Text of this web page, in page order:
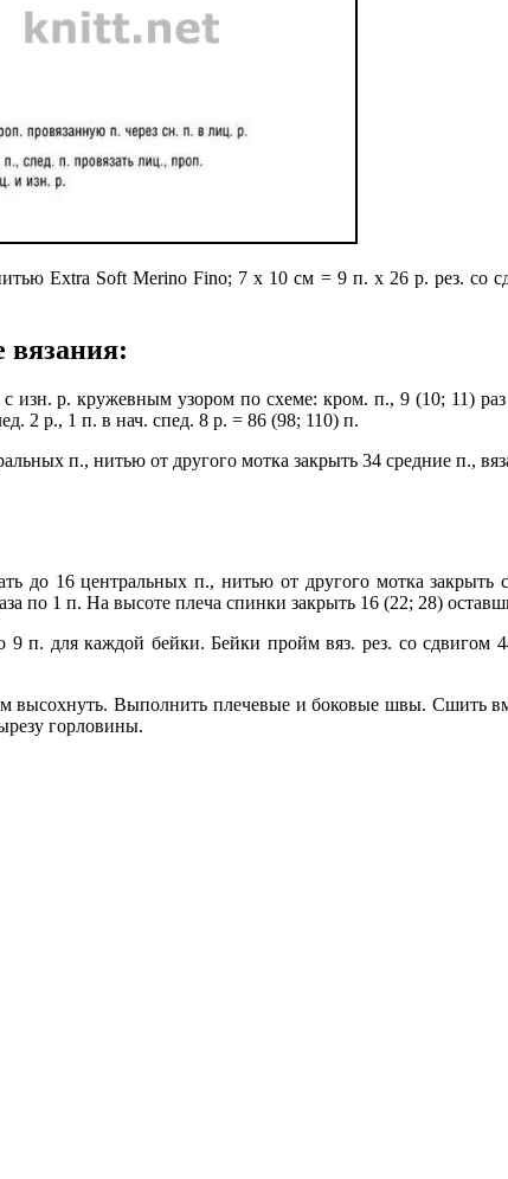
Extra Soft Merino Fino; 7 x 10 см = 9 п. х 26 р. рез. со
вязания:
р. кружевным узором по схеме: кром. п., 9 (10; 11)
2 р., 1 п. в нач. спед. 8 р. = 86 (98; 110) п.
п., нитью от другого мотка закрыть 34 средние п.,
до 16 центральных п., нитью от другого мотка закрыть
по 1 п. На высоте плеча спинки закрыть 16 (22; 28)
п. для каждой бейки. Бейки пройм вяз. рез. со сдвигом
высохнуть. Выполнить плечевые и боковые швы. Сшить
горловины.